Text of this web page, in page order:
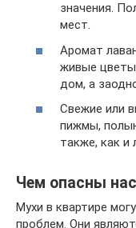
значения.
мест.
Аромат
живые
дом, а
Свежие или
пижмы,
также, как и
Чем опасны
Мухи в квартире
проблем. Они